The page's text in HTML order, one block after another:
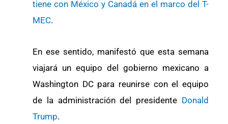
tiene con México y Canadá en el marco del T-
MEC.
En ese sentido, manifestó que esta semana
viajará un equipo del gobierno mexicano a
Washington DC para reunirse con el equipo
de la administración del presidente Donald
Trump.